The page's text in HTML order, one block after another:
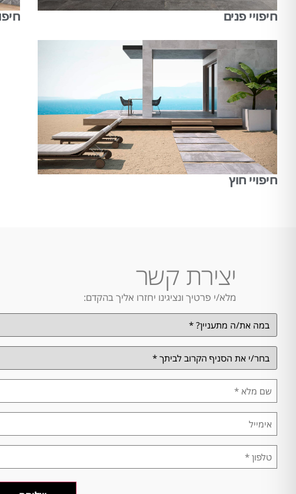
חיפויי פנים
חיפויי חוץ
יצירת קשר
מלא/י פרטיך ונציגינו יחזרו אליך בהקדם:
במה
אתה
מתעניין/ת?
*
בחר/י
את
הסניף
הקרוב
לביתך
*
שם
מלא
*
אימייל
טלפון
*